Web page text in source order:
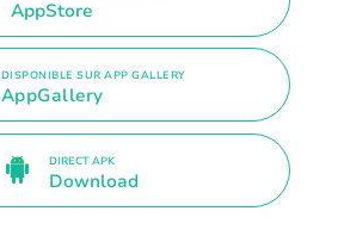
AppStore
DISPONIBLE SUR APP GALLERY
AppGallery
DIRECT APK
Download